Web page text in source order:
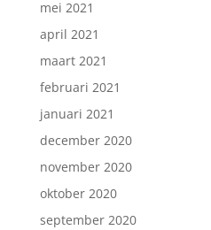
mei 2021
april 2021
maart 2021
februari 2021
januari 2021
december 2020
november 2020
oktober 2020
september 2020